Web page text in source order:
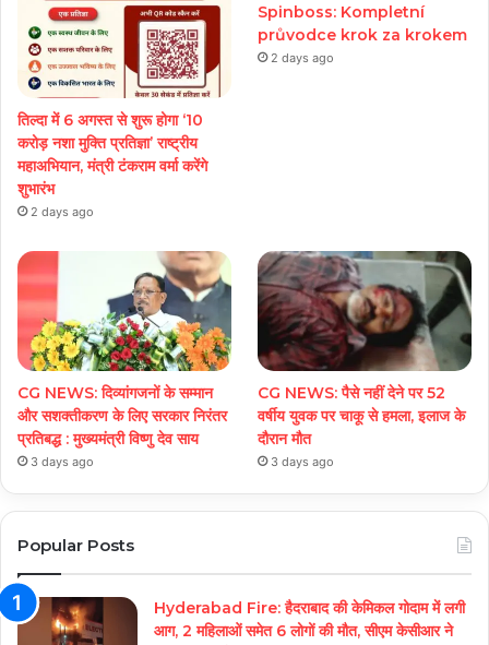
तिल्दा में 6 अगस्त से शुरू होगा ‘10
करोड़ नशा मुक्ति प्रतिज्ञा’ राष्ट्रीय
महाअभियान, मंत्री टंकराम वर्मा करेंगे
शुभारंभ
2 days ago
Spinboss: Kompletní
průvodce krok za krokem
2 days ago
CG NEWS: दिव्यांगजनों के सम्मान
और सशक्तीकरण के लिए सरकार निरंतर
प्रतिबद्ध : मुख्यमंत्री विष्णु देव साय
3 days ago
CG NEWS: पैसे नहीं देने पर 52
वर्षीय युवक पर चाकू से हमला, इलाज के
दौरान मौत
3 days ago
Popular Posts
Hyderabad Fire: हैदराबाद की केमिकल गोदाम में लगी
आग, 2 महिलाओं समेत 6 लोगों की मौत, सीएम केसीआर ने